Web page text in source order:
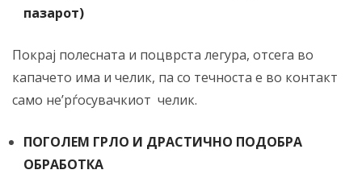
пазарот)
Покрај полесната и поцврста легура, отсега во
капачето има и челик, па со течноста е во контакт
само не’рѓосувачкиот челик.
ПОГОЛЕМ ГРЛО И ДРАСТИЧНО ПОДОБРА
ОБРАБОТКА